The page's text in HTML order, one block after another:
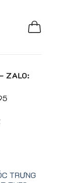
ZALO:
TRƯNG